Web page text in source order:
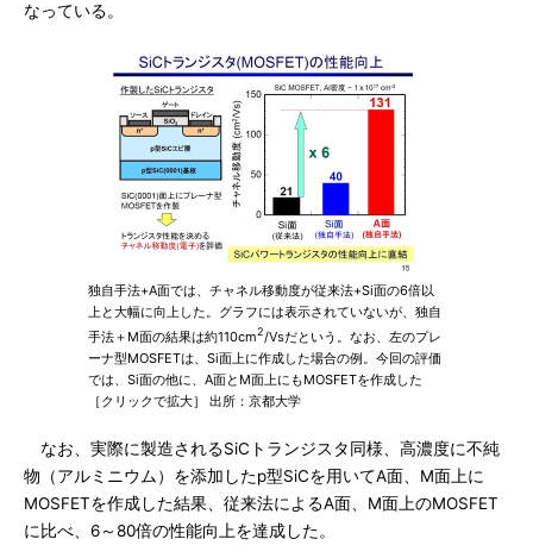
なっている。
独自手法+A面では、チャネル移動度が従来法+Si面の6倍以
上と大幅に向上した。グラフには表示されていないが、独自
手法＋M面の結果は約110cm2/Vsだという。なお、左のプレ
ーナ型MOSFETは、Si面上に作成した場合の例。今回の評価
では、Si面の他に、A面とM面上にもMOSFETを作成した
［クリックで拡大］ 出所：京都大学
なお、実際に製造されるSiCトランジスタ同様、高濃度に不純
物（アルミニウム）を添加したp型SiCを用いてA面、M面上に
MOSFETを作成した結果、従来法によるA面、M面上のMOSFET
に比べ、6～80倍の性能向上を達成した。